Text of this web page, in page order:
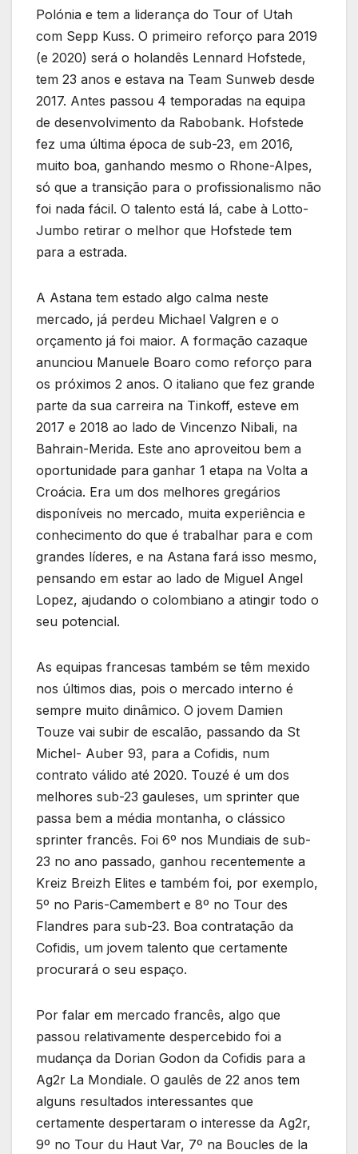
Polónia e tem a liderança do Tour of Utah
com Sepp Kuss. O primeiro reforço para 2019
(e 2020) será o holandês Lennard Hofstede,
tem 23 anos e estava na Team Sunweb desde
2017. Antes passou 4 temporadas na equipa
de desenvolvimento da Rabobank. Hofstede
fez uma última época de sub-23, em 2016,
muito boa, ganhando mesmo o Rhone-Alpes,
só que a transição para o profissionalismo não
foi nada fácil. O talento está lá, cabe à Lotto-
Jumbo retirar o melhor que Hofstede tem
para a estrada.
A Astana tem estado algo calma neste
mercado, já perdeu Michael Valgren e o
orçamento já foi maior. A formação cazaque
anunciou Manuele Boaro como reforço para
os próximos 2 anos. O italiano que fez grande
parte da sua carreira na Tinkoff, esteve em
2017 e 2018 ao lado de Vincenzo Nibali, na
Bahrain-Merida. Este ano aproveitou bem a
oportunidade para ganhar 1 etapa na Volta a
Croácia. Era um dos melhores gregários
disponíveis no mercado, muita experiência e
conhecimento do que é trabalhar para e com
grandes líderes, e na Astana fará isso mesmo,
pensando em estar ao lado de Miguel Angel
Lopez, ajudando o colombiano a atingir todo o
seu potencial.
As equipas francesas também se têm mexido
nos últimos dias, pois o mercado interno é
sempre muito dinâmico. O jovem Damien
Touze vai subir de escalão, passando da St
Michel- Auber 93, para a Cofidis, num
contrato válido até 2020. Touzé é um dos
melhores sub-23 gauleses, um sprinter que
passa bem a média montanha, o clássico
sprinter francês. Foi 6º nos Mundiais de sub-
23 no ano passado, ganhou recentemente a
Kreiz Breizh Elites e também foi, por exemplo,
5º no Paris-Camembert e 8º no Tour des
Flandres para sub-23. Boa contratação da
Cofidis, um jovem talento que certamente
procurará o seu espaço.
Por falar em mercado francês, algo que
passou relativamente despercebido foi a
mudança da Dorian Godon da Cofidis para a
Ag2r La Mondiale. O gaulês de 22 anos tem
alguns resultados interessantes que
certamente despertaram o interesse da Ag2r,
9º no Tour du Haut Var, 7º na Boucles de la